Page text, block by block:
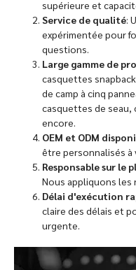
supérieure et
Service de qualité:
expérimentée pour
questions.
Large gamme de
casquettes
de camp à cinq
casquettes de seau,
encore.
OEM et ODM
être personnalisés à
Responsable sur le
Nous appliquons
Délai d'exécution
claire des délais et
urgente.